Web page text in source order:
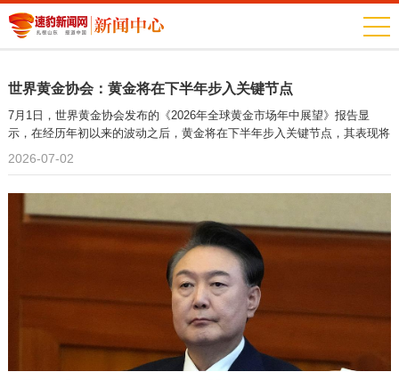
世界黄金协会：黄金将在下半年步入关键节点
7月1日，世界黄金协会发布的《2026年全球黄金市场年中展望》报告显
示，在经历年初以来的波动之后，黄金将在下半年步入关键节点，其表现将
受
2026-07-02